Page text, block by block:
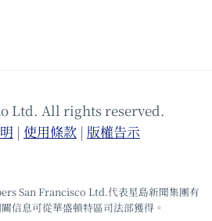
Ltd. All rights reserved.
| 使⽤條款 | 版權告⽰
San Francisco Ltd.代表星島新聞集團有
信息可從華盛頓特區司法部獲得。